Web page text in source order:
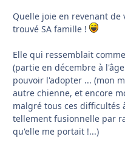
Quelle joie en revenant de
trouvé SA famille !
Elle qui ressemblait
(partie en décembre à
pouvoir l'adopter ... (mon
autre chienne, et encore
malgré tous ces difficultés
tellement fusionnelle par
qu'elle me portait !...)